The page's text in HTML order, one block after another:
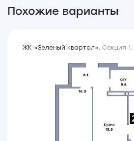
Похожие варианты
ЖК «Зеленый квартал», Секция 1 ,